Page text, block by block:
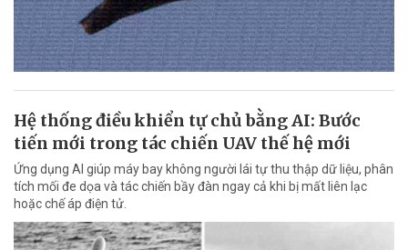
Hệ thống điều khiển tự chủ bằng AI: Bước
tiến mới trong tác chiến UAV thế hệ mới
Ứng dụng AI giúp máy bay không người lái tự thu thập dữ liệu, phân
tích mối đe dọa và tác chiến bầy đàn ngay cả khi bị mất liên lạc
hoặc chế áp điện tử.